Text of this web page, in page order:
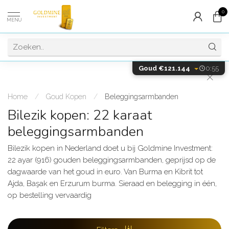
MENU
0
Home / Goud Kopen / Beleggingsarmbanden
Bilezik kopen: 22 karaat
beleggingsarmbanden
Bilezik kopen in Nederland doet u bij Goldmine Investment:
22 ayar (916) gouden beleggingsarmbanden, geprijsd op de
dagwaarde van het goud in euro. Van Burma en Kibrit tot
Ajda, Başak en Erzurum burma. Sieraad en belegging in één,
op bestelling vervaardig
Goud €121.144 0:54